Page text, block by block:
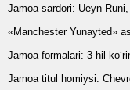
Jamoa sardori: Ueyn
«Manchester Yunayted»
Jamoa formalari: 3 hil
Jamoa titul homiysi: